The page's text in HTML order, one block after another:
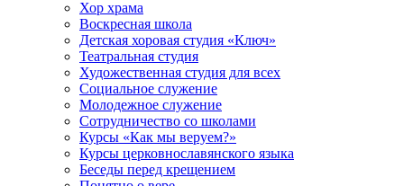
Хор храма
Воскресная школа
Детская хоровая студия «Ключ»
Театральная студия
Х​удожественная студия для всех
Социальное служение
Молодежное служение
Сотрудничество со школами
Курсы «Как мы веруем?»
Курсы церковнославянского языка
Беседы перед крещением